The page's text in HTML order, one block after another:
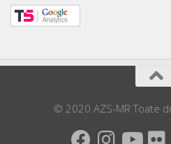
© 2020 AZS-MR Toate